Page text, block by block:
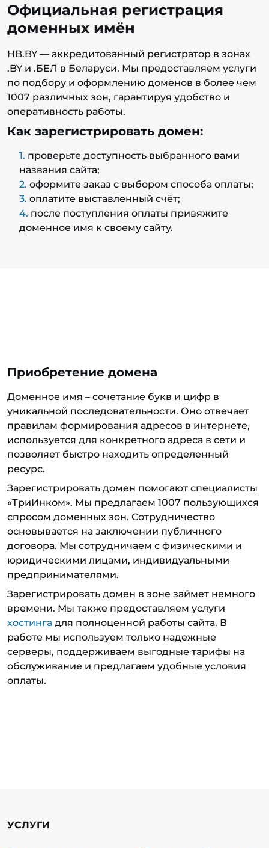
Официальная регистрация
доменных имён
HB.BY — аккредитованный регистратор в зонах
.BY и .БЕЛ в Беларуси. Мы предоставляем услуги
по подбору и оформлению доменов в более чем
1007 различных зон, гарантируя удобство и
оперативность работы.
Как зарегистрировать домен:
проверьте доступность выбранного вами
названия сайта;
оформите заказ с выбором способа оплаты;
оплатите выставленный счёт;
после поступления оплаты привяжите
доменное имя к своему сайту.
Приобретение домена
Доменное имя – сочетание букв и цифр в
уникальной последовательности. Оно отвечает
правилам формирования адресов в интернете,
используется для конкретного адреса в сети и
позволяет быстро находить определенный
ресурс.
Зарегистрировать домен помогают специалисты
«ТриИнком». Мы предлагаем 1007 пользующихся
спросом доменных зон. Сотрудничество
основывается на заключении публичного
договора. Мы сотрудничаем с физическими и
юридическими лицами, индивидуальными
предпринимателями.
Зарегистрировать домен в зоне займет немного
времени. Мы также предоставляем услуги
хостинга для полноценной работы сайта. В
работе мы используем только надежные
серверы, поддерживаем выгодные тарифы на
обслуживание и предлагаем удобные условия
оплаты.
УСЛУГИ